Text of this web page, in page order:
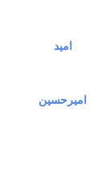
امید
امیرحسین